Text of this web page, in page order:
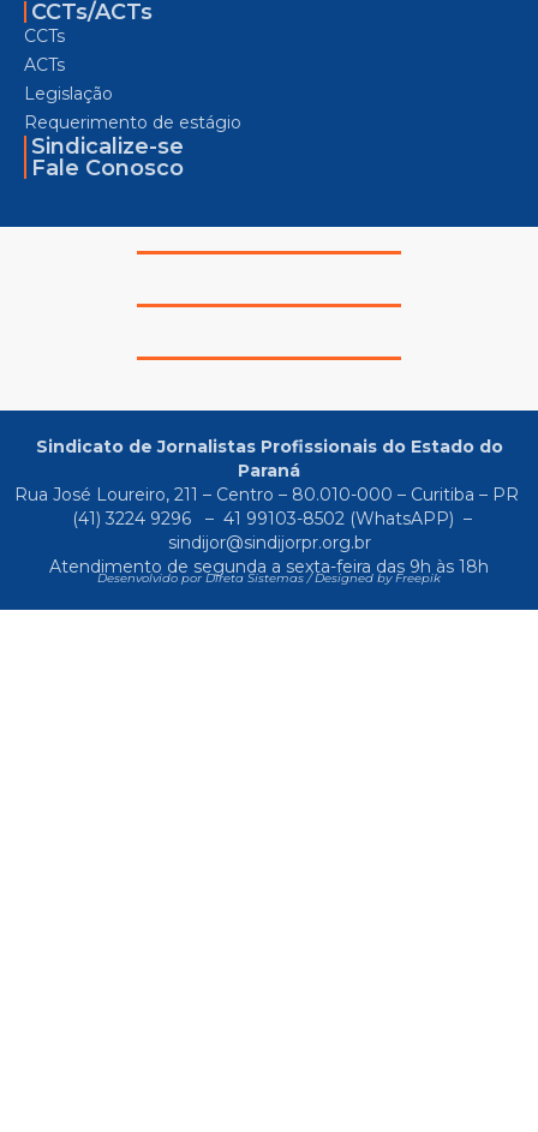
CCTs/ACTs
CCTs
ACTs
Legislação
Requerimento de estágio
Sindicalize-se
Fale Conosco
Sindicato de Jornalistas Profissionais do Estado do
Paraná
Rua José Loureiro, 211 – Centro – 80.010-000 – Curitiba – PR
(41) 3224 9296
– 41 99103-8502(WhatsAPP) –
sindijor@sindijorpr.org.br
Atendimento de segunda a sexta-feira das 9h às 18h
Desenvolvido por Direta Sistemas /Designed by Freepik